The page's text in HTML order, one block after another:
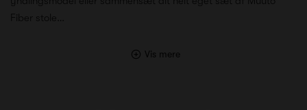
Fiber stole…
Vis mere